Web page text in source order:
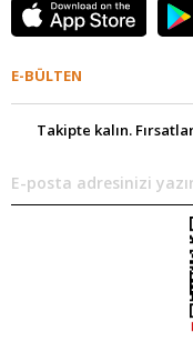
E-BÜLTEN
Takipte kalın.